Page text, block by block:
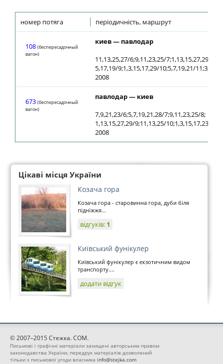
номер потяга періодичність, маршрут
108 (беспересадочный
вагон)
киев — павлодар
11,13,25,27/6;9,11,23,25/7;1,13,15,27,29/8;
5,17,19/9;1,3,15,17,29/10;5,7,19,21/
2008
673 (беспересадочный
вагон)
павлодар — киев
7,9,21,23/6;5,7,19,21,28/7;9,11,23,25/8;
1,13,15,27,29/9;11,13,25/10;1,3,15,17,23/
2008
Цікаві місця України
Козача гора
Козача гора - старовинна гора, дуби біля
підніжжя...
відгуків: 1
Київський фунікулер
Київський фунікулер є екзотичним видом
транспорту....
додати відгук
© 2007–2015 Стежка. COM.
Письмові і графічні матеріали захищені авторським правом
законодавства України, передрук матеріалів дозволений
тільки з письмової угоди власника info@stejka.com